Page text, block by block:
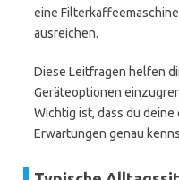
eine
ausreichen.
Diese Leitfragen helfen
Geräteoptionen
Wichtig ist, dass du
Erwartungen genau